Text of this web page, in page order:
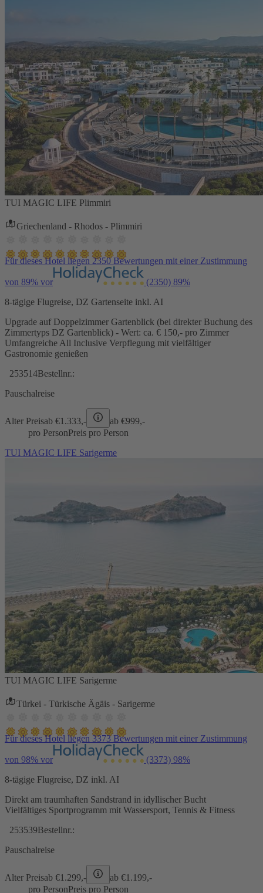
TUI MAGIC LIFE Plimmiri
Griechenland - Rhodos - Plimmiri
Für dieses Hotel liegen 2350 Bewertungen mit einer Zustimmung
von 89% vor (2350) 89%
8-tägige Flugreise, DZ Gartenseite inkl. AI
Upgrade auf Doppelzimmer Gartenblick (bei direkter Buchung des
Zimmertyps DZ Gartenblick) - Wert: ca. € 150,- pro Zimmer
Umfangreiche All Inclusive Verpflegung mit vielfältiger
Gastronomie genießen
253514Bestellnr.:
Pauschalreise
Alter Preisab €1.333,- ab €999,-
pro PersonPreis pro Person
TUI MAGIC LIFE Sarigerme
TUI MAGIC LIFE Sarigerme
Türkei - Türkische Ägäis - Sarigerme
Für dieses Hotel liegen 3373 Bewertungen mit einer Zustimmung
von 98% vor (3373) 98%
8-tägige Flugreise, DZ inkl. AI
Direkt am traumhaften Sandstrand in idyllischer Bucht
Vielfältiges Sportprogramm mit Wassersport, Tennis & Fitness
253539Bestellnr.:
Pauschalreise
Alter Preisab €1.299,- ab €1.199,-
pro PersonPreis pro Person